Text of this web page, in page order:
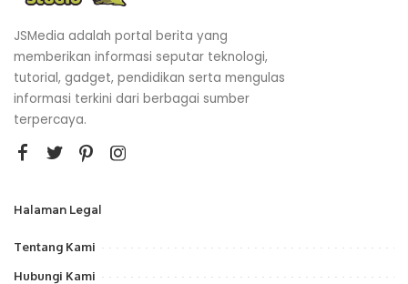
JSMedia adalah portal berita yang
memberikan informasi seputar teknologi,
tutorial, gadget, pendidikan serta mengulas
informasi terkini dari berbagai sumber
terpercaya.
Halaman Legal
Tentang Kami
Hubungi Kami